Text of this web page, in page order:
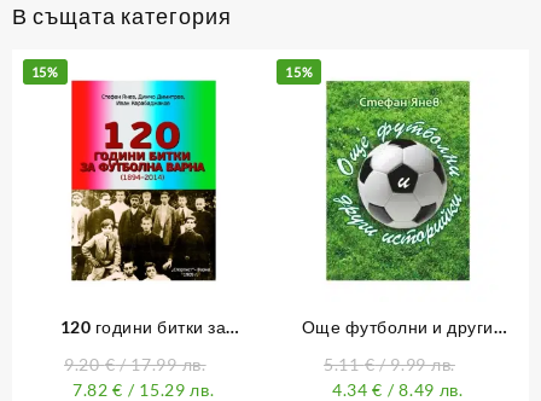
В същата категория
15%
120 години битки за
9.20€/ 17.99 лв.
7.82€ / 15.29 лв.
15%
Още футболни и други
5.11€/ 9.99 лв.
4.34€ / 8.49 лв.